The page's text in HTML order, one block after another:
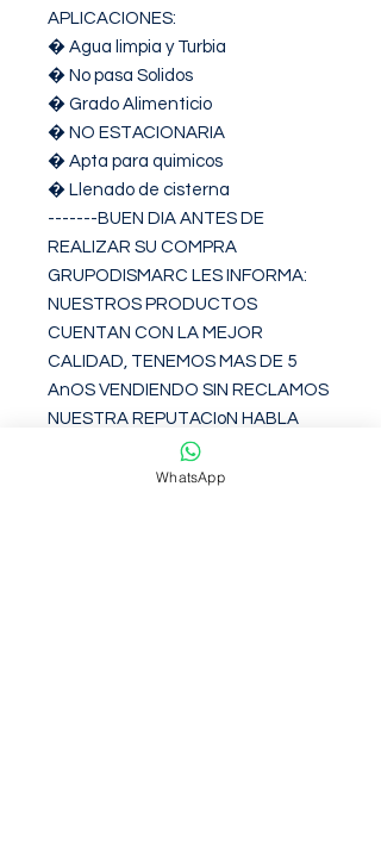
APLICACIONES:
� Agua limpia y Turbia
� No pasa Solidos
� Grado Alimenticio
� NO ESTACIONARIA
� Apta para quimicos
� Llenado de cisterna
-------BUEN DIA ANTES DE
REALIZAR SU COMPRA
GRUPODISMARC LES INFORMA:
NUESTROS PRODUCTOS
CUENTAN CON LA MEJOR
CALIDAD, TENEMOS MAS DE 5
AnOS VENDIENDO SIN RECLAMOS
NUESTRA REPUTACIoN HABLA
POR NOSOTROS NO ARRIESGUES
WhatsApp